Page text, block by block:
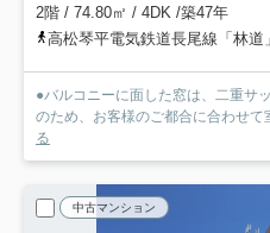
2階 / 74.80㎡ / 4DK /築47年
高松琴平電気鉄道長尾線「林道
●バルコニーに面した窓は、二重サ
のため、お客様のご都合に合わせて
る
中古マンション